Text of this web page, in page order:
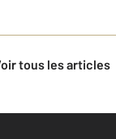
Voir tous les articles